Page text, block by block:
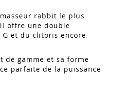
rabbit le plus
offre une double
et du clitoris encore
de gamme et sa forme
parfaite de la puissance